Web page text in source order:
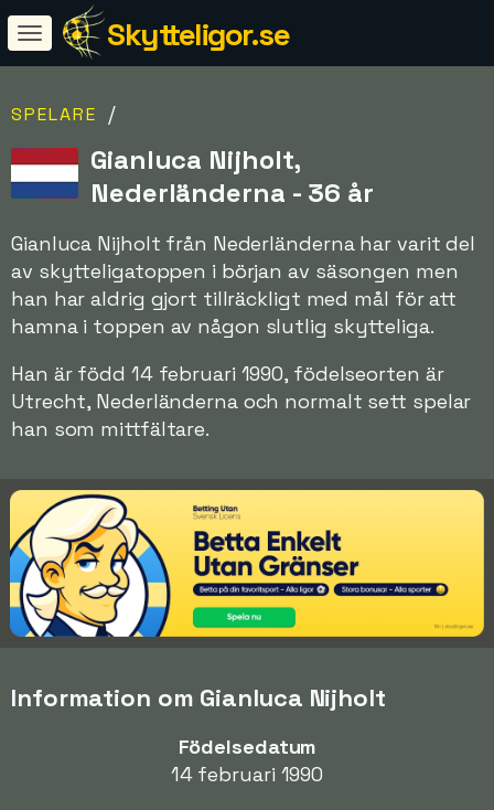
Skytteligor.se
SPELARE /
Gianluca Nijholt,
Nederländerna - 36 år
Gianluca Nijholt från Nederländerna har varit del
av skytteligatoppen i början av säsongen men
han har aldrig gjort tillräckligt med mål för att
hamna i toppen av någon slutlig skytteliga.
Han är född 14 februari 1990, födelseorten är
Utrecht, Nederländerna och normalt sett spelar
han som mittfältare.
Information om Gianluca Nijholt
Födelsedatum
14 februari 1990